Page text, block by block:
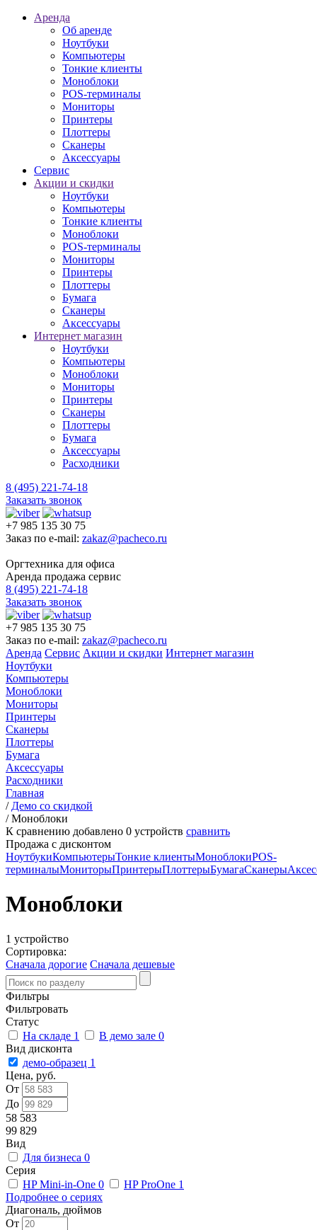
Аренда
Об аренде
Ноутбуки
Компьютеры
Тонкие клиенты
Моноблоки
POS-терминалы
Мониторы
Принтеры
Плоттеры
Сканеры
Аксессуары
Сервис
Акции и скидки
Ноутбуки
Компьютеры
Тонкие клиенты
Моноблоки
POS-терминалы
Мониторы
Принтеры
Плоттеры
Бумага
Сканеры
Аксессуары
Интернет магазин
Ноутбуки
Компьютеры
Моноблоки
Мониторы
Принтеры
Сканеры
Плоттеры
Бумага
Аксессуары
Расходники
8 (495) 221-74-18
Заказать звонок
+7 985 135 30 75
Заказ по e-mail: zakaz@pacheco.ru
Оргтехника для офиса
Аренда продажа сервис
8 (495) 221-74-18
Заказать звонок
+7 985 135 30 75
Заказ по e-mail: zakaz@pacheco.ru
Аренда Сервис Акции и скидки Интернет магазин
Ноутбуки
Компьютеры
Моноблоки
Мониторы
Принтеры
Сканеры
Плоттеры
Бумага
Аксессуары
Расходники
Главная
/ Демо со скидкой
/Моноблоки
К сравнению добавлено 0 устройств сравнить
Продажа с дисконтом
НоутбукиКомпьютерыТонкие клиентыМоноблокиPOS-
терминалыМониторыПринтерыПлоттерыБумагаСканеры
Моноблоки
1 устройство
Сортировка:
Сначала дорогие Сначала дешевые
Фильтры
Фильтровать
Статус
На складе 1 В демо зале 0
Вид дисконта
демо-образец 1
Цена, руб.
От
До
58 583
99 829
Вид
Для бизнеса 0
Серия
HP Mini-in-One 0 HP ProOne 1
Подробнее о сериях
Диагональ, дюймов
От